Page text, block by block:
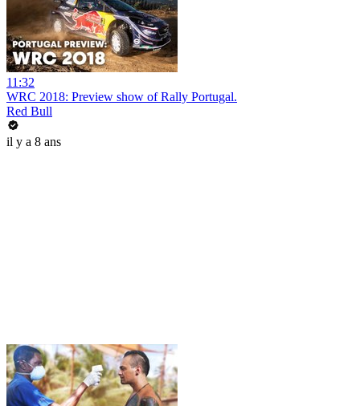
11:32
WRC 2018: Preview show of Rally Portugal.
Red Bull
il y a 8 ans